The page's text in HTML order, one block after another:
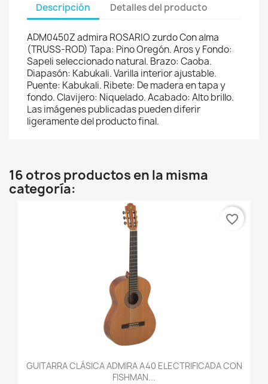
Descripción Detalles del producto
ADM0450Z admira ROSARIO zurdo Con alma
(TRUSS-ROD) Tapa: Pino Oregón. Aros y Fondo:
Sapeli seleccionado natural. Brazo: Caoba.
Diapasón: Kabukali. Varilla interior ajustable.
Puente: Kabukali. Ribete: De madera en tapa y
fondo. Clavijero: Niquelado. Acabado: Alto brillo.
Las imágenes publicadas pueden diferir
ligeramente del producto final.
16 otros productos en la misma
categoría:
GUITARRA CLÁSICA ADMIRA A40 ELECTRIFICADA CON
FISHMAN...
favorite_border